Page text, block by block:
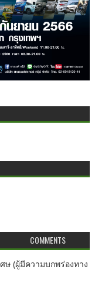
COMMENTS
ษ (ผู้มีความบกพร่องทาง